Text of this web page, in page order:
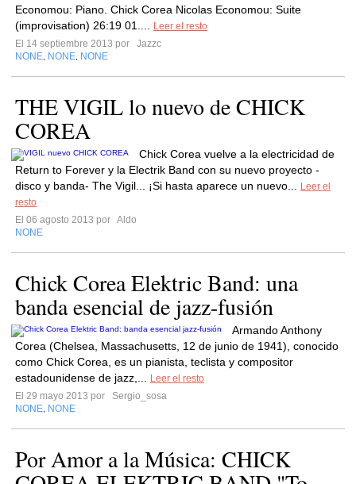
Economou: Piano. Chick Corea Nicolas Economou: Suite
(improvisation) 26:19 01....
Leer el resto
El 14 septiembre 2013 por
Jazzc
NONE NONE NONE
THE VIGIL lo nuevo de CHICK
COREA
Chick Corea vuelve a la electricidad de
Return to Forever y la Electrik Band con su nuevo proyecto -
disco y banda- The Vigil... ¡Si hasta aparece un nuevo...
Leer el
resto
El 06 agosto 2013 por Aldo
NONE
Chick Corea Elektric Band: una
banda esencial de jazz-fusión
Armando Anthony
Corea (Chelsea, Massachusetts, 12 de junio de 1941), conocido
como Chick Corea, es un pianista, teclista y compositor
estadounidense de jazz,...
Leer el resto
El 29 mayo 2013 por
Sergio_sosa
NONE NONE
Por Amor a la Música: CHICK